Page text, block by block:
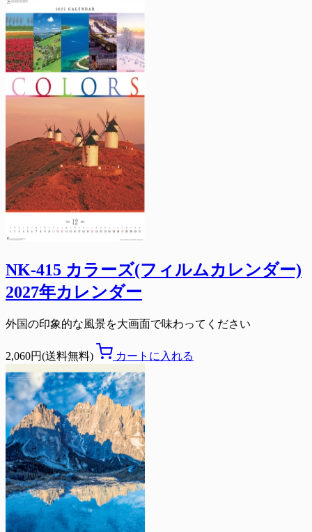
NK-415 カラーズ(フィルムカレンダー)
2027年カレンダー
外国の印象的な風景を大画面で味わってください
2,060円(送料無料) カートに入れる